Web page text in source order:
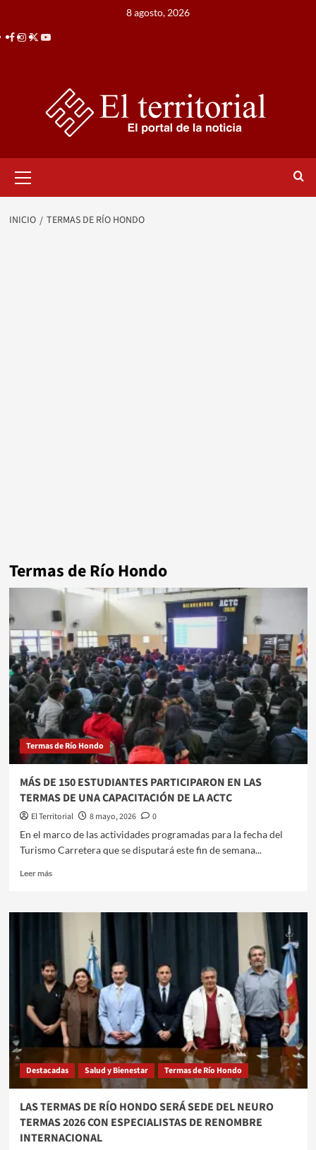
contenido
8 agosto, 2026
Facebook
Instagram
TwitterYoutube
primario
INICIO TERMAS DE RÍO HONDO
Termas de Río Hondo
Termas de Río Hondo
​MÁS DE 150 ESTUDIANTES PARTICIPARON EN LAS
TERMAS DE UNA CAPACITACIÓN DE LA ACTC
El Territorial 8 mayo, 2026
0
​​En el marco de las actividades programadas para la fecha del
Turismo Carretera que se disputará este fin de semana...
Leer másLeer
​
ESTUDIANTES
PARTICIPARON
EN
LAS
TERMAS
DE
UNA
CAPACITACIÓN
DE
Destacadas Salud y Bienestar Termas de Río Hondo
LAS TERMAS DE RÍO HONDO SERÁ SEDE DEL NEURO
TERMAS 2026 CON ESPECIALISTAS DE RENOMBRE
INTERNACIONAL